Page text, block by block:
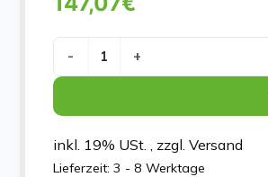
TRICOFIX GR L 10MX21CM Menge
inkl. 19% USt. , zzgl. Versand
Lieferzeit: 3 - 8 Werktage